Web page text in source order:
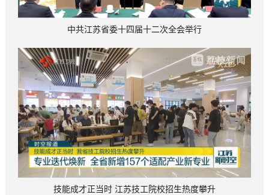
中共江苏省委十四届十二次全会举行
技能成才正当时 江苏技工院校招生热度攀升